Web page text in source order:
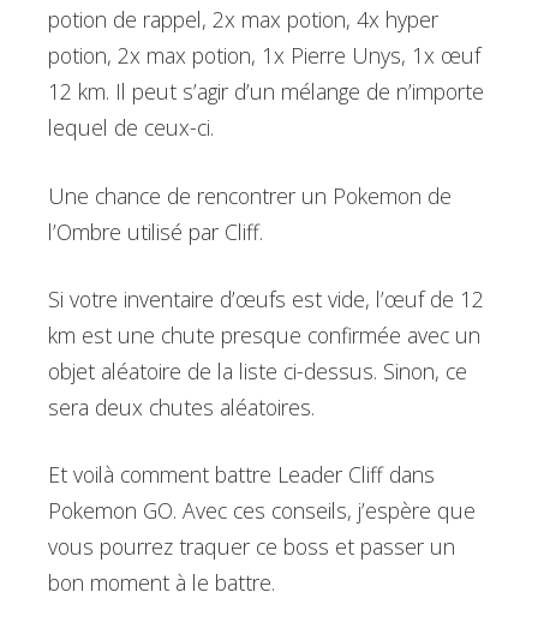
potion de rappel, 2x max potion, 4x hyper
potion, 2x max potion, 1x Pierre Unys, 1x œuf
12 km. Il peut s’agir d’un mélange de n’importe
lequel de ceux-ci.
Une chance de rencontrer un Pokemon de
l’Ombre utilisé par Cliff.
Si votre inventaire d’œufs est vide, l’œuf de 12
km est une chute presque confirmée avec un
objet aléatoire de la liste ci-dessus. Sinon, ce
sera deux chutes aléatoires.
Et voilà comment battre Leader Cliff dans
Pokemon GO. Avec ces conseils, j’espère que
vous pourrez traquer ce boss et passer un
bon moment à le battre.